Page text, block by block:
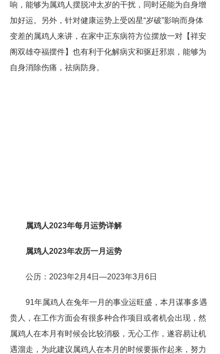
响，能够为属鸡人摆脱冲太岁的干扰，同时还能为自身增
加好运。另外，针对健康运势上受凶星“岁破”影响而身体
变差的属鸡人来讲，在家中正东病符方位摆放一对【祥安
阁双雄夺福摆件】也有利于化解病灾和驱赶邪祟，能够为
自身消除伤痛，祛病防身。
属鸡人2023年每月运势详解
属鸡人2023年农历一月运势
公历：2023年2月4日—2023年3月6日
91年属鸡人在兔年一月的事业运旺盛，本月谋事多遇
贵人，在工作方面会有很多种合作项目或者机会出现，然
属鸡人在本月有时候会比较消极，无心工作，遂容易让机
遇溜走，为此建议属鸡人在本月的时候要振作起来，努力